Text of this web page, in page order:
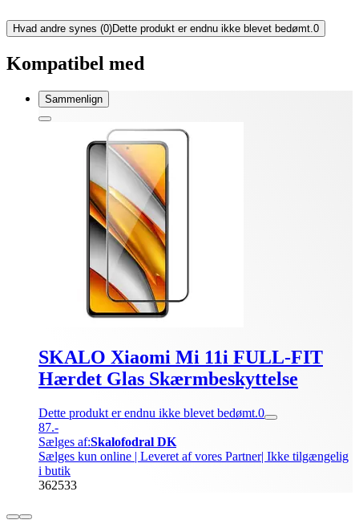
Hvad andre synes (0)Dette produkt er endnu ikke blevet bedømt.0
Kompatibel med
Sammenlign
SKALO Xiaomi Mi 11i FULL-FIT
Hærdet Glas Skærmbeskyttelse
Dette produkt er endnu ikke blevet bedømt.0
87.-
Sælges af:Skalofodral DK
Sælges kun online | Leveret af vores Partner| Ikke tilgængelig
i butik
362533